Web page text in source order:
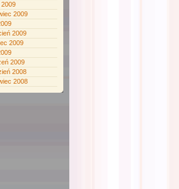
2009
2009
2009
2009
2009
2008
2008